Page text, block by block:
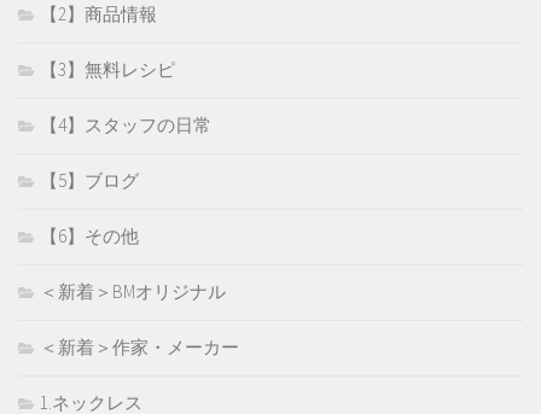
【2】商品情報
【3】無料レシピ
【4】スタッフの日常
【5】ブログ
【6】その他
＜新着＞BMオリジナル
＜新着＞作家・メーカー
1.ネックレス